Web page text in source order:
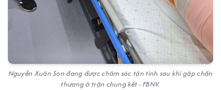
Nguyễn Xuân Son đang được chăm sóc tận tình sau khi gặp chấn
thương ở trận chung kết - FBNV.